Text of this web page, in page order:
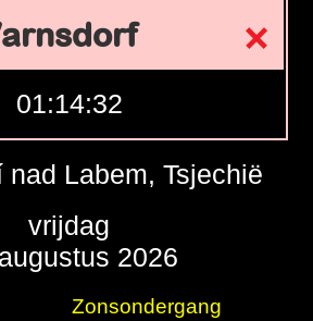
01:14:33
nad Labem, Tsjechië
vrijdag
2026
Zonsondergang